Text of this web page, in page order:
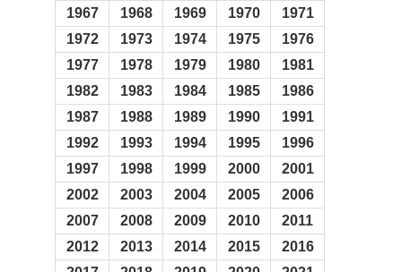
1967
1968 1969 1970
1971
1972
1973 1974 1975
1976
1977
1978 1979 1980
1981
1982
1983 1984 1985
1986
1987
1988 1989 1990
1991
1992
1993 1994 1995
1996
1997
1998 1999 2000
2001
2002
2003 2004 2005
2006
2007
2008 2009 2010
2011
2012
2013 2014 2015
2016